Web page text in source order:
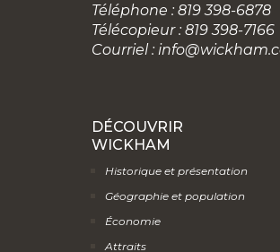
Téléphone : 819 398-6878
Télécopieur : 819 398-7166
Courriel :
DÉCOUVRIR
WICKHAM
Historique et présentation
Géographie et population
Économie
Attraits